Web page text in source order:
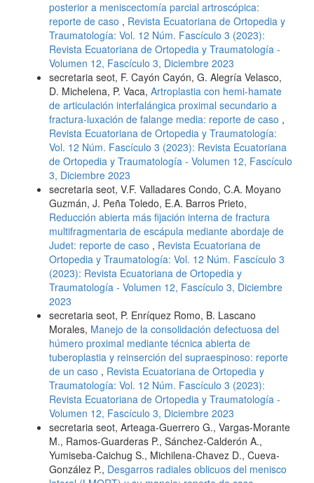
posterior a meniscectomía parcial artroscópica:
reporte de caso , Revista Ecuatoriana de Ortopedia y
Traumatología: Vol. 12 Núm. Fascículo 3 (2023):
Revista Ecuatoriana de Ortopedia y Traumatología -
Volumen 12, Fascículo 3, Diciembre 2023
secretaria seot, F. Cayón Cayón, G. Alegría Velasco,
D. Michelena, P. Vaca, Artroplastia con hemi-hamate
de articulación interfalángica proximal secundario a
fractura-luxación de falange media: reporte de caso ,
Revista Ecuatoriana de Ortopedia y Traumatología:
Vol. 12 Núm. Fascículo 3 (2023): Revista Ecuatoriana
de Ortopedia y Traumatología - Volumen 12, Fascículo
3, Diciembre 2023
secretaria seot, V.F. Valladares Condo, C.A. Moyano
Guzmán, J. Peña Toledo, E.A. Barros Prieto,
Reducción abierta más fijación interna de fractura
multifragmentaria de escápula mediante abordaje de
Judet: reporte de caso , Revista Ecuatoriana de
Ortopedia y Traumatología: Vol. 12 Núm. Fascículo 3
(2023): Revista Ecuatoriana de Ortopedia y
Traumatología - Volumen 12, Fascículo 3, Diciembre
2023
secretaria seot, P. Enríquez Romo, B. Lascano
Morales, Manejo de la consolidación defectuosa del
húmero proximal mediante técnica abierta de
tuberoplastia y reinserción del supraespinoso: reporte
de un caso , Revista Ecuatoriana de Ortopedia y
Traumatología: Vol. 12 Núm. Fascículo 3 (2023):
Revista Ecuatoriana de Ortopedia y Traumatología -
Volumen 12, Fascículo 3, Diciembre 2023
secretaria seot, Arteaga-Guerrero G., Vargas-Morante
M., Ramos-Guarderas P., Sánchez-Calderón A.,
Yumiseba-Caichug S., Michilena-Chavez D., Cueva-
González P., Desgarros radiales oblicuos del menisco